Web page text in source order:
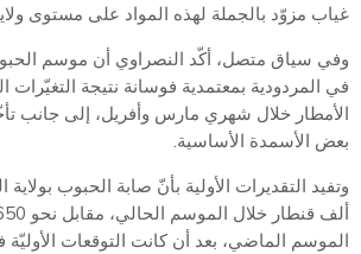
غياب مزوّد بالجملة لهذه المواد على مستوى
وفي سياق متصل، أكّد النصراوي أن موسم
في المردودية بمعتمدية فوسانة نتيجة التغيّرات
الأمطار خلال شهري مارس وأفريل، إلى جانب
بعض الأسمدة الأساسية.